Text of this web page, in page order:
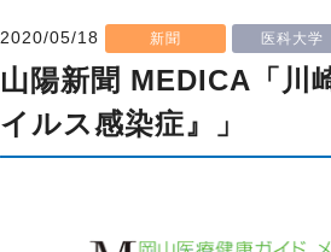
2020/05/18 新聞 医科大学
山陽新聞 MEDICA「川
イルス感染症』」